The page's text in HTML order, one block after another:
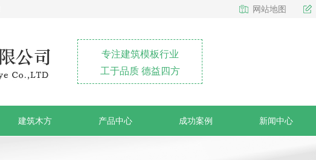
网站地图
专注建筑模板行业
工于品质 德益四方
建筑木方 产品中心 成功案例 新闻中心